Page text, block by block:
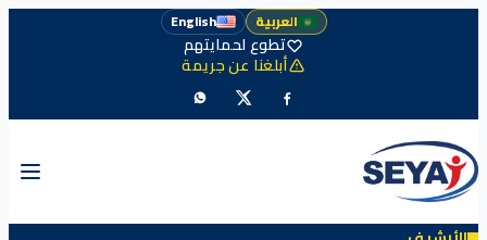
العربية English
تطوع لحمايتهم
أبلغنا عن جريمة